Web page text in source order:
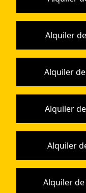
Alquiler
Alquiler
Alquiler
Alquiler
Alquiler